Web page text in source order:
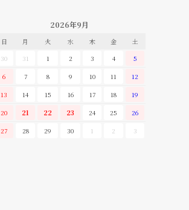
2026年9月
日 月 火 水 木 金
土
30
31 1 2 3 4
5
6
7 8 9 10 11
12
13
14 15 16 17 18
19
20
21 22 23 24 25
26
27
28 29 30 1 2 3